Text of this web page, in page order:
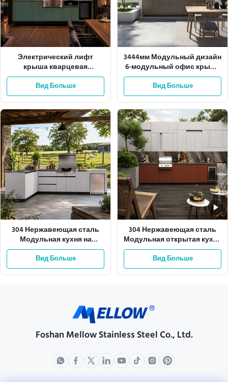
Электрический лифт
крыша кварцевая
столешница на улице
кухня алюминиевый шкаф
Вид Больше
3444мм Модульный дизайн
6-модульный офис крыша
открытая кухня
Вид Больше
304 Нержавеющая сталь
Модульная кухня на
открытом воздухе с
устойчивостью к
погодным условиям
Вид Больше
304 Нержавеющая сталь
Модульная открытая кухня
BBQ для использования в
клубах
Вид Больше
Foshan Mellow Stainless Steel Co., Ltd.